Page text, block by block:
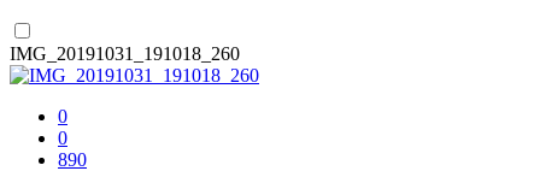
IMG_20191031_191018_260
0
0
890